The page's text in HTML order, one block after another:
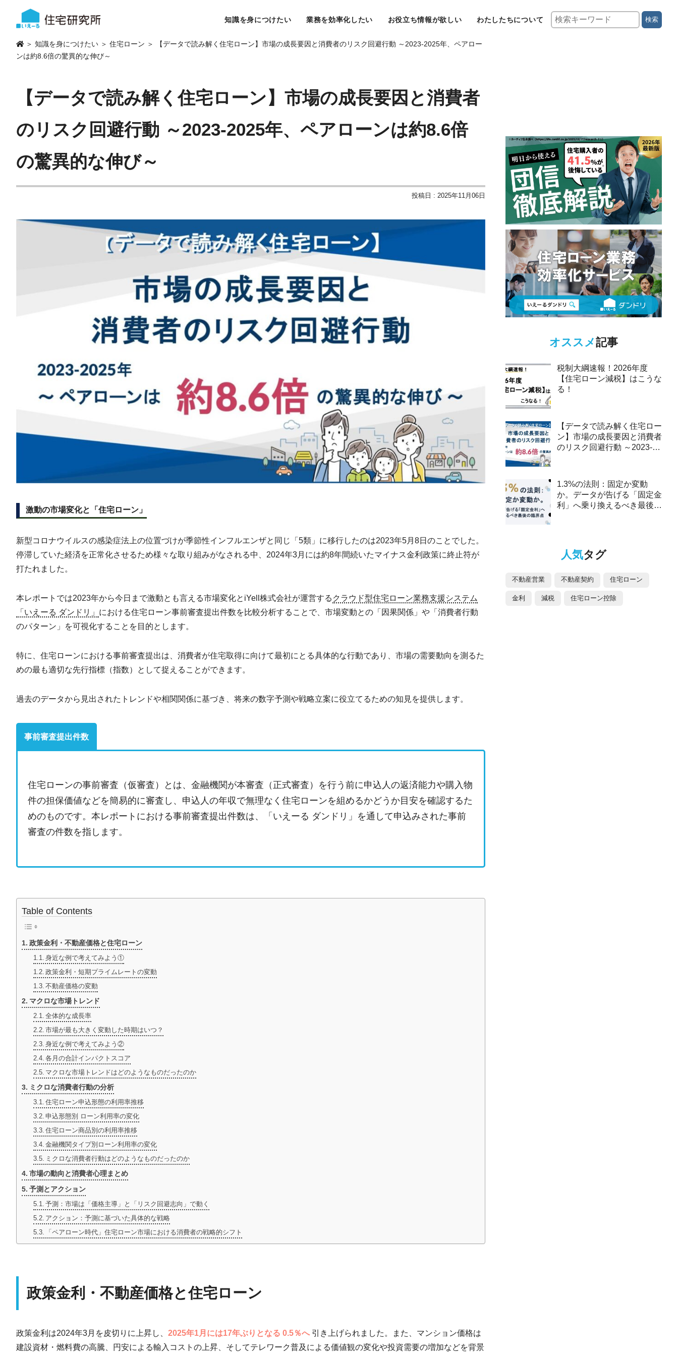
知識を身につけたい 業務を効率化したい お役立ち情報が欲しい わたしたちについて 検索
＞ 知識を身につけたい ＞ 住宅ローン ＞ 【データで読み解く住宅ローン】市場の成長要因と消費者のリスク回避行動 ～2023-2025年、ペアロー
ンは約8.6倍の驚異的な伸び～
【データで読み解く住宅ローン】市場の成長要因と消費者
のリスク回避行動 ～2023-2025年、ペアローンは約8.6倍
の驚異的な伸び～
投稿日 : 2025年11月06日
激動の市場変化と「住宅ローン」
新型コロナウイルスの感染症法上の位置づけが季節性インフルエンザと同じ「5類」に移行したのは2023年5月8日のことでした。
停滞していた経済を正常化させるため様々な取り組みがなされる中、2024年3月には約8年間続いたマイナス金利政策に終止符が
打たれました。
本レポートでは2023年から今日まで激動とも言える市場変化とiYell株式会社が運営する クラウド型住宅ローン業務支援システム
「いえーる ダンドリ」 における住宅ローン事前審査提出件数を比較分析することで、市場変動との「因果関係」や「消費者行動
のパターン」を可視化することを目的とします。
特に、住宅ローンにおける事前審査提出は、消費者が住宅取得に向けて最初にとる具体的な行動であり、市場の需要動向を測るた
めの最も適切な先行指標（指数）として捉えることができます。
過去のデータから見出されたトレンドや相関関係に基づき、将来の数字予測や戦略立案に役立てるための知見を提供します。
事前審査提出件数
住宅ローンの事前審査（仮審査）とは、金融機関が本審査（正式審査）を行う前に申込人の返済能力や購入物
件の担保価値などを簡易的に審査し、申込人の年収で無理なく住宅ローンを組めるかどうか目安を確認するた
めのものです。本レポートにおける事前審査提出件数は、「いえーる ダンドリ」を通して申込みされた事前
審査の件数を指します。
Table of Contents
政策金利・不動産価格と住宅ローン
身近な例で考えてみよう①
政策金利・短期プライムレートの変動
不動産価格の変動
マクロな市場トレンド
全体的な成長率
市場が最も大きく変動した時期はいつ？
身近な例で考えてみよう②
各月の合計インパクトスコア
マクロな市場トレンドはどのようなものだったのか
ミクロな消費者行動の分析
住宅ローン申込形態の利用率推移
申込形態別 ローン利用率の変化
住宅ローン商品別の利用率推移
金融機関タイプ別ローン利用率の変化
ミクロな消費者行動はどのようなものだったのか
市場の動向と消費者心理まとめ
予測とアクション
予測：市場は「価格主導」と「リスク回避志向」で動く
アクション：予測に基づいた具体的な戦略
「ペアローン時代」住宅ローン市場における消費者の戦略的シフト
政策金利・不動産価格と住宅ローン
政策金利は2024年3月を皮切りに上昇し、 2025年1月には17年ぶりとなる 0.5％へ 引き上げられました。また、マンション価格は
建設資材・燃料費の高騰、円安による輸入コストの上昇、そしてテレワーク普及による価値観の変化や投資需要の増加などを背景
オススメ記事
税制大綱速報！2026年度
【住宅ローン減税】はこうな
る！
【データで読み解く住宅ロー
ン】市場の成長要因と消費者
のリスク回避行動 ～2023-
1.3%の法則：固定か変動
か。データが告げる「固定金
利」へ乗り換えるべき最後の
人気タグ
不動産営業 不動産契約 住宅ローン
金利 減税 住宅ローン控除